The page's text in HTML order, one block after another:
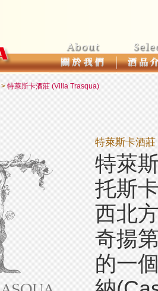
> 特萊斯卡酒莊 (Villa Trasqua)
特萊斯卡酒
特萊
托斯
西北
奇揚
的一